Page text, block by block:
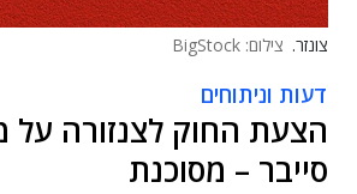
צונזר. צילום: BigStock
דעות וניתוחים
הצעת החוק לצנזורה על
סייבר – מסוכנת